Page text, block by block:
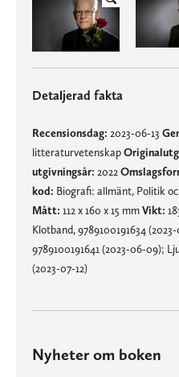
Detaljerad fakta
Recensionsdag: 2023-06-13
litteraturvetenskap
utgivningsår: 2022
kod: Biografi: allmänt, Politik
Mått: 112 x 160 x 15 mmVikt:
Klotband, 9789100191634
9789100191641 (2023-06-09);
(2023-07-12)
Nyheter om boken